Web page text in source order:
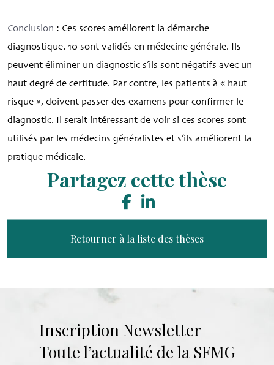
Conclusion : Ces scores améliorent la démarche
diagnostique. 10 sont validés en médecine générale. Ils
peuvent éliminer un diagnostic s’ils sont négatifs avec un
haut degré de certitude. Par contre, les patients à « haut
risque », doivent passer des examens pour confirmer le
diagnostic. Il serait intéressant de voir si ces scores sont
utilisés par les médecins généralistes et s’ils améliorent la
pratique médicale.
Partagez cette thèse
Retourner à la liste des thèses
Inscription Newsletter
Toute l’actualité de la SFMG